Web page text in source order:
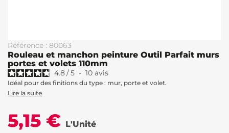
Référence : 80063
Rouleau et manchon peinture Outil Parfait murs
portes et volets 110mm
4.8/5 - 10 avis
Idéal pour des finitions du type : mur, porte et volet.
Lire la suite
5,15 € L'Unité